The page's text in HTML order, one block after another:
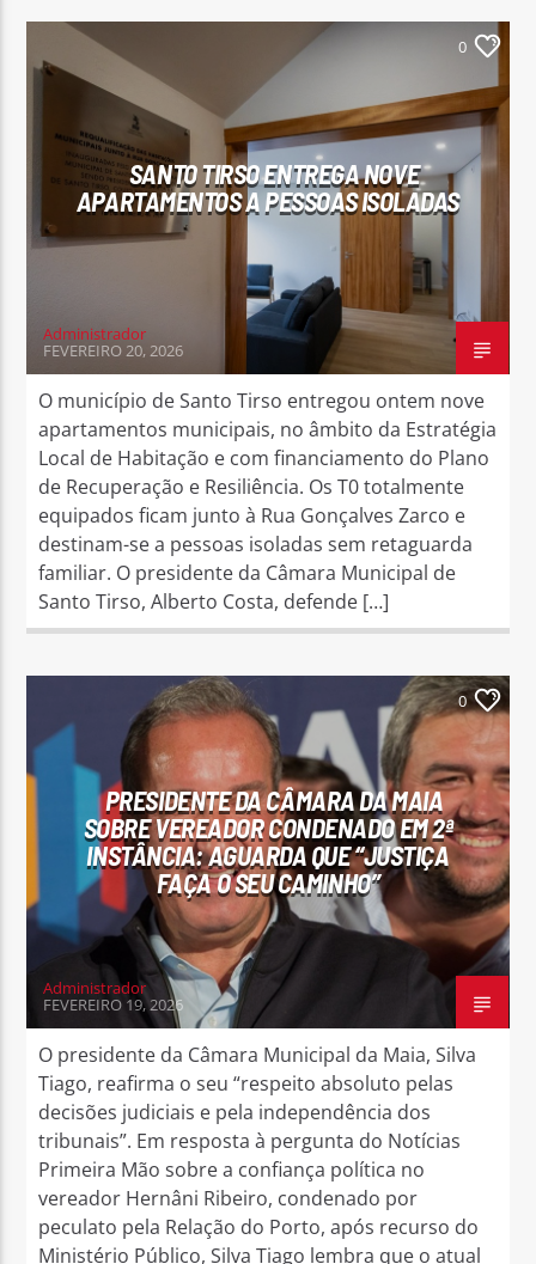
0
SANTO TIRSO ENTREGA NOVE
APARTAMENTOS A PESSOAS ISOLADAS
Administrador
FEVEREIRO 20, 2026
O município de Santo Tirso entregou ontem nove
apartamentos municipais, no âmbito da Estratégia
Local de Habitação e com financiamento do Plano
de Recuperação e Resiliência. Os T0 totalmente
equipados ficam junto à Rua Gonçalves Zarco e
destinam-se a pessoas isoladas sem retaguarda
familiar. O presidente da Câmara Municipal de
Santo Tirso, Alberto Costa, defende […]
0
PRESIDENTE DA CÂMARA DA MAIA
SOBRE VEREADOR CONDENADO EM 2ª
INSTÂNCIA: AGUARDA QUE “JUSTIÇA
FAÇA O SEU CAMINHO”
Administrador
FEVEREIRO 19, 2026
O presidente da Câmara Municipal da Maia, Silva
Tiago, reafirma o seu “respeito absoluto pelas
decisões judiciais e pela independência dos
tribunais”. Em resposta à pergunta do Notícias
Primeira Mão sobre a confiança política no
vereador Hernâni Ribeiro, condenado por
peculato pela Relação do Porto, após recurso do
Ministério Público, Silva Tiago lembra que o atual